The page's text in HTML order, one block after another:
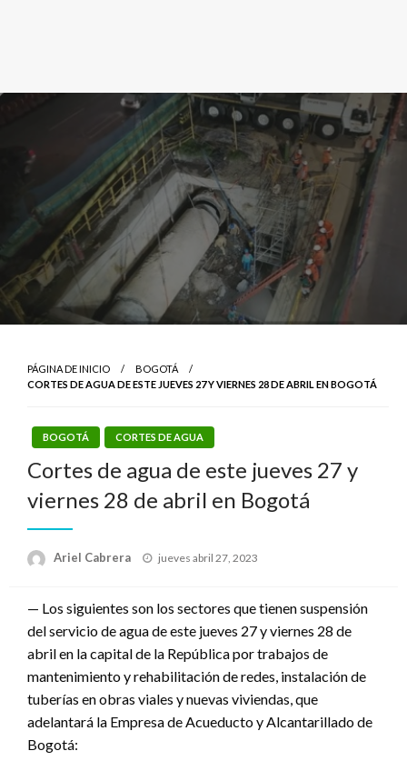
PÁGINA DE INICIO
BOGOTÁ
CORTES DE AGUA DE ESTE JUEVES 27 Y VIERNES 28 DE ABRIL EN BOGOTÁ
BOGOTÁ CORTES DE AGUA
Cortes de agua de este jueves 27 y
viernes 28 de abril en Bogotá
Ariel Cabrera
Publicado
jueves abril 27, 2023
— Los siguientes son los sectores que tienen suspensión
del servicio de agua de este jueves 27 y viernes 28 de
abril en la capital de la República por trabajos de
mantenimiento y rehabilitación de redes, instalación de
tuberías en obras viales y nuevas viviendas, que
adelantará la Empresa de Acueducto y Alcantarillado de
Bogotá: